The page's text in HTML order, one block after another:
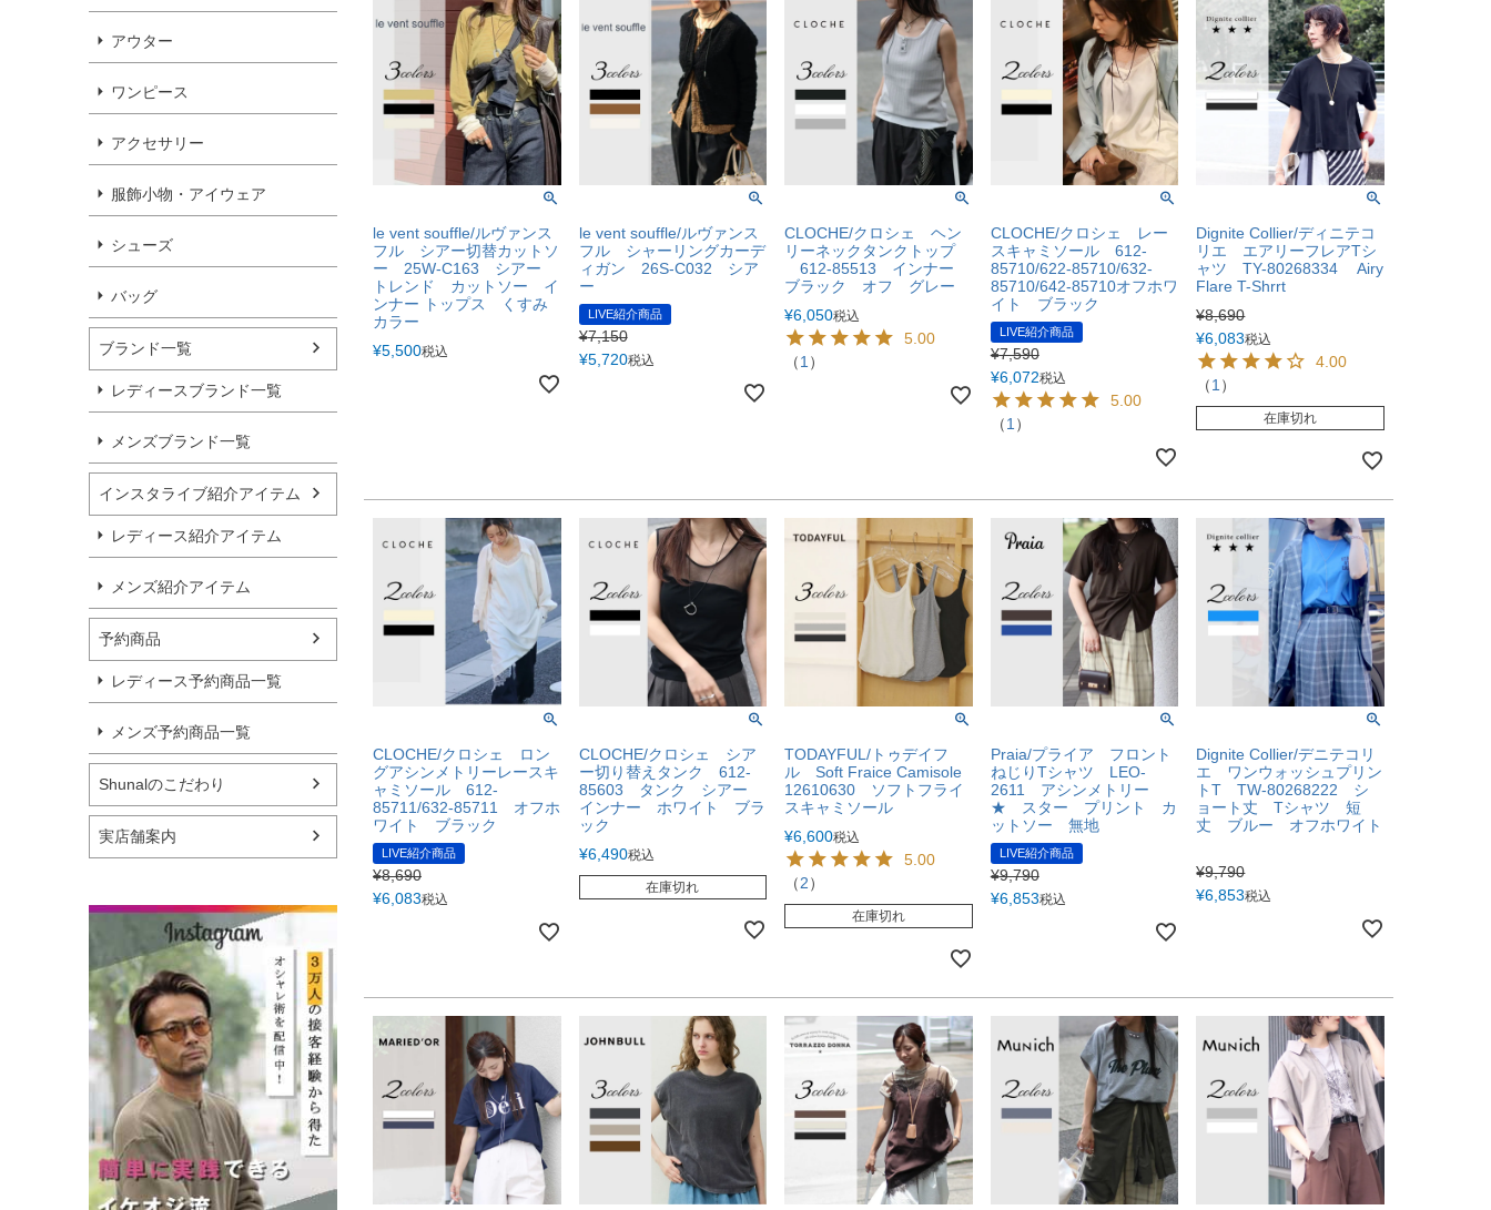
アウター
ワンピース
アクセサリー
服飾小物・アイウェア
シューズ
バッグ
ブランド一覧
レディースブランド一覧
メンズブランド一覧
インスタライブ紹介アイテム
レディース紹介アイテム
メンズ紹介アイテム
予約商品
レディース予約商品一覧
メンズ予約商品一覧
Shunalのこだわり
実店舗案内
le vent souffle/ルヴァンス
フル シアー切替カットソ
ー 25W-C163 シアー
トレンド カットソー イ
ンナー トップス くすみ
カラー
¥5,500税込
le vent souffle/ルヴァンス
フル シャーリングカーデ
ィガン 26S-C032 シア
ー
LIVE紹介商品
¥7,150
¥5,720税込
CLOCHE/クロシェ ヘン
リーネックタンクトップ
612-85513 インナー
ブラック オフ グレー
¥6,050税込
5.00
（1）
CLOCHE/クロシェ レー
スキャミソール 612-
85710/622-85710/632-
85710/642-85710オフホワ
イト ブラック
LIVE紹介商品
¥7,590
¥6,072税込
5.00
（1）
Dignite Collier/ディニテコ
リエ エアリーフレアTシ
ャツ TY-80268334 Airy
Flare T-Shrrt
¥8,690
¥6,083税込
4.00
（1）
在庫切れ
CLOCHE/クロシェ ロン
グアシンメトリーレースキ
ャミソール 612-
85711/632-85711 オフホ
ワイト ブラック
LIVE紹介商品
¥8,690
¥6,083税込
CLOCHE/クロシェ シア
ー切り替えタンク 612-
85603 タンク シアー
インナー ホワイト ブラ
ック
¥6,490税込
在庫切れ
TODAYFUL/トゥデイフ
ル Soft Fraice Camisole
12610630 ソフトフライ
スキャミソール
¥6,600税込
5.00
（2）
在庫切れ
Praia/プライア フロント
ねじりTシャツ LEO-
2611 アシンメトリー
★ スター プリント カ
ットソー 無地
LIVE紹介商品
¥9,790
¥6,853税込
Dignite Collier/デニテコリ
エ ワンウォッシュプリン
トT TW-80268222 シ
ョート丈 Tシャツ 短
丈 ブルー オフホワイト
¥9,790
¥6,853税込